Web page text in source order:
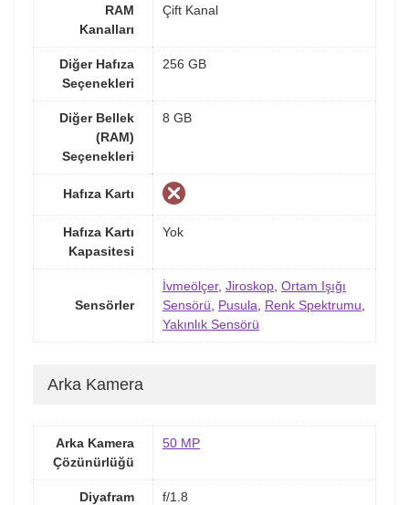
RAM
Kanalları
Çift Kanal
Diğer Hafıza
Seçenekleri
256 GB
Diğer Bellek
(RAM)
Seçenekleri
8 GB
Hafıza Kartı
Hafıza Kartı
Kapasitesi
Yok
Sensörler
İvmeölçer, Jiroskop Ortam Işığı
Sensörü
Pusula Renk Spektrumu
Yakınlık Sensörü
Arka Kamera
Arka Kamera
Çözünürlüğü
50 MP
Diyafram
f/1.8